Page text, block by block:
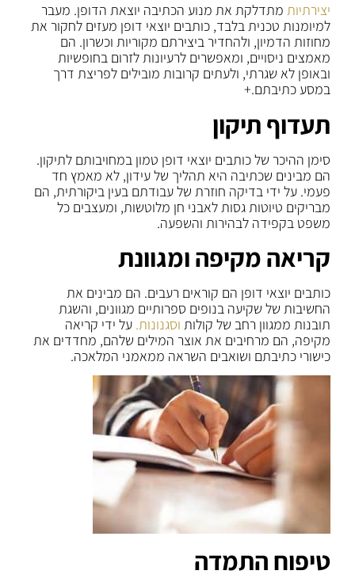
יצירתיות מתדלקת את מנוע הכתיבה יוצאת הדופן. מעבר
למיומנות טכנית בלבד, כותבים יוצאי דופן מעזים לחקור את
מחוזות הדמיון, ולהחדיר ביצירתם מקוריות וכשרון. הם
מאמצים ניסויים, ומאפשרים לרעיונות לזרום בחופשיות
ובאופן לא שגרתי, ולעתים קרובות מובילים לפריצת דרך
במסע כתיבתם.+
תעדוף תיקון
סימן ההיכר של כותבים יוצאי דופן טמון במחויבותם לתיקון.
הם מבינים שכתיבה היא תהליך של עידון, לא מאמץ חד
פעמי. על ידי בדיקה חוזרת של עבודתם בעין ביקורתית, הם
מבריקים טיוטות גסות לאבני חן מלוטשות, ומעצבים כל
משפט בקפידה לבהירות והשפעה.
קריאה מקיפה ומגוונת
כותבים יוצאי דופן הם קוראים רעבים. הם מבינים את
החשיבות של שקיעה בנופים ספרותיים מגוונים, והשגת
תובנות ממגוון רחב של קולות וסגנונות. על ידי קריאה
מקיפה, הם מרחיבים את אוצר המילים שלהם, מחדדים את
כישורי כתיבתם ושואבים השראה ממאמני המלאכה.
טיפוח התמדה